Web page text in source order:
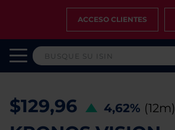
ACCESO CLIENTES
$129,96 4,62% (12m)